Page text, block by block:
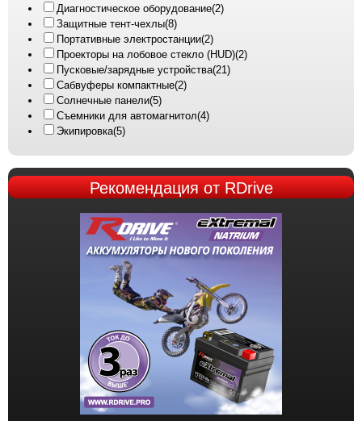
Диагностическое оборудование(2)
Защитные тент-чехлы(8)
Портативные электростанции(2)
Проекторы на лобовое стекло (HUD)(2)
Пусковые/зарядные устройства(21)
Сабвуферы компактные(2)
Солнечные панели(5)
Съемники для автомагнитол(4)
Экипировка(5)
Рекомендацияот RDrive